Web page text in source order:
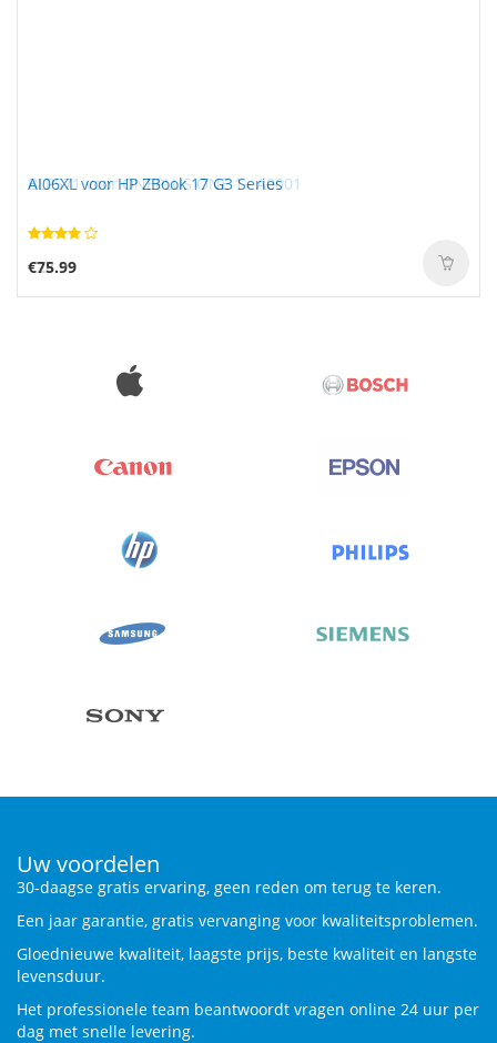
AI06XL voor HP ZBook 17 G3 Series
€75.99
Uw voordelen
30-daagse gratis ervaring, geen reden om terug te keren.
Een jaar garantie, gratis vervanging voor kwaliteitsproblemen.
Gloednieuwe kwaliteit, laagste prijs, beste kwaliteit en langste
levensduur.
Het professionele team beantwoordt vragen online 24 uur per
dag met snelle levering.